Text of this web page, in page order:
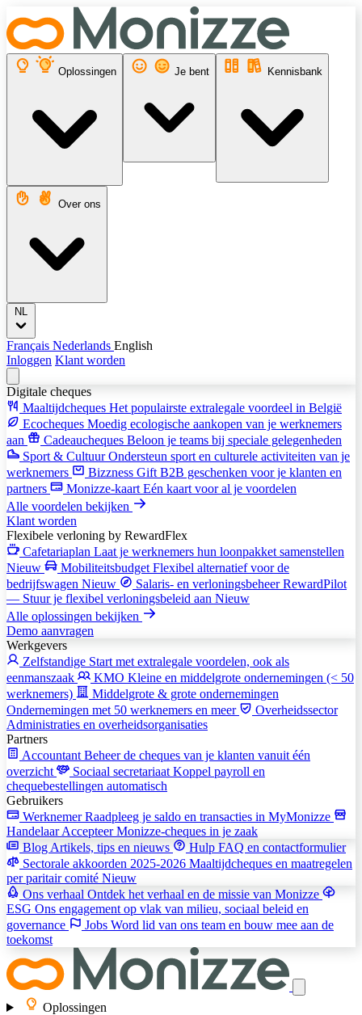
Oplossingen Je bent Kennisbank
Over ons
Français Nederlands English
Inloggen Klant worden
Digitale cheques
Maaltijdcheques Het populairste extralegale voordeel in België
Ecocheques Moedig ecologische aankopen van je werknemers
aan
Cadeaucheques Beloon je teams bij speciale gelegenheden
Sport & CultuurOndersteun sport en culturele activiteiten van je
werknemers
Bizzness Gift B2B geschenken voor je klanten en
partners
Monizze-kaart Eén kaart voor al je voordelen
Alle voordelen bekijken
Klant worden
Flexibele verloning by RewardFlex
Cafetariaplan Laat je werknemers hun loonpakket samenstellen
Nieuw
Mobiliteitsbudget Flexibel alternatief voor de
bedrijfswagen Nieuw Salaris- en verloningsbeheerRewardPilot
— Stuur je flexibel verloningsbeleid aan Nieuw
Alle oplossingen bekijken
Demo aanvragen
Werkgevers
Zelfstandige Start met extralegale voordelen, ook als
eenmanszaak
KMO Kleine en middelgrote ondernemingen (< 50
werknemers)
Middelgrote & grote ondernemingen
Ondernemingen met 50 werknemers en meer
Overheidssector
Administraties en overheidsorganisaties
Partners
Accountant Beheer de cheques van je klanten vanuit één
overzicht
Sociaal secretariaat Koppel payroll en
chequebestellingen automatisch
Gebruikers
WerknemerRaadpleeg je saldo en transacties in MyMonizze
HandelaarAccepteer Monizze-cheques in je zaak
Blog Artikels, tips en nieuws Hulp FAQ en contactformulier
Sectorale akkoorden 2025-2026 Maaltijdcheques en maatregelen
per paritair comité Nieuw
Ons verhaal Ontdek het verhaal en de missie van Monizze
ESG Ons engagement op vlak van milieu, sociaal beleid en
governance
Jobs Word lid van ons team en bouw mee aan de
toekomst
Oplossingen